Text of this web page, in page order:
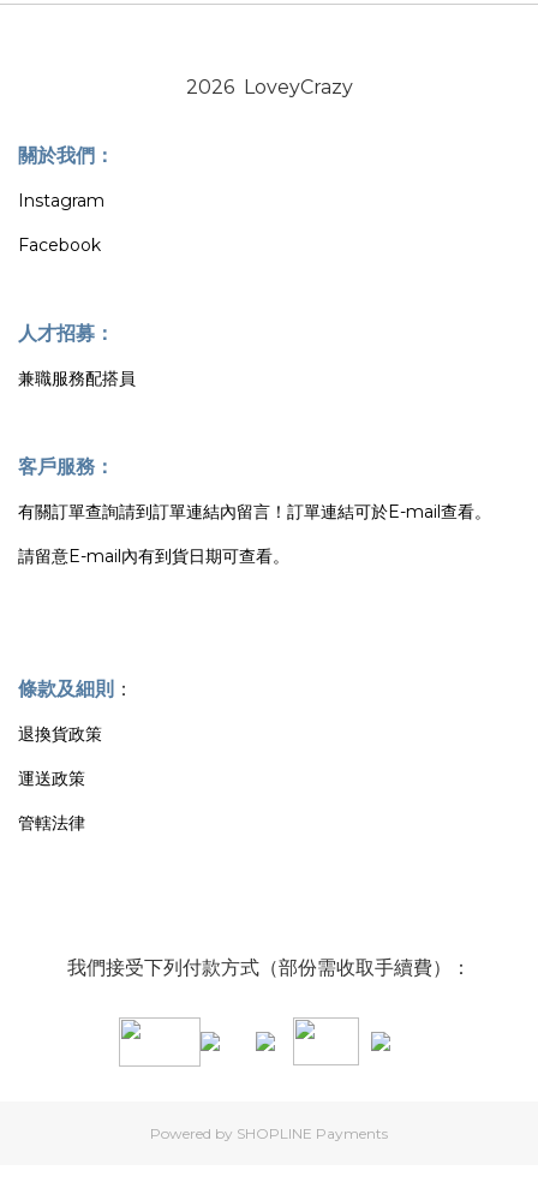
2026 LoveyCrazy
關於我們：
Instagram
Facebook
人才招募：
兼職服務配搭員
客戶服務：
有關訂單查詢請到訂單連結內留言！訂單連結可於E-mail查看。
請留意E-mail內有到貨日期可查看。
條款及細則 ：
退換貨政策
運送政策
管轄法律
我們接受下列付款方式（部份需收取手續費）：
Powered by SHOPLINE Payments